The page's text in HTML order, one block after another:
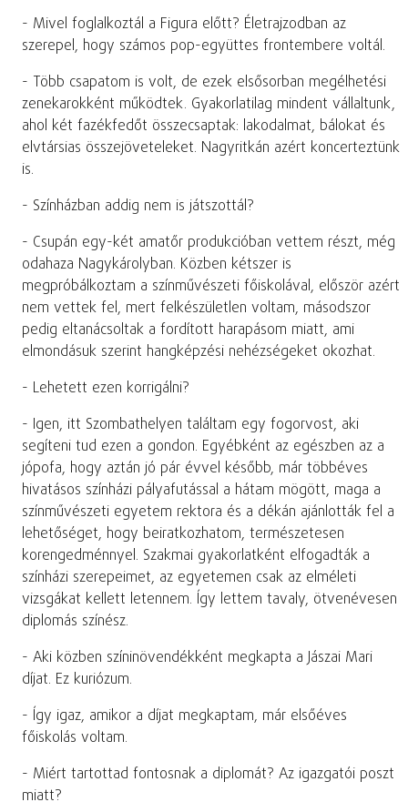
- Mivel foglalkoztál a Figura előtt? Életrajzodban az
szerepel, hogy számos pop-együttes frontembere voltál.
- Több csapatom is volt, de ezek elsősorban megélhetési
zenekarokként működtek. Gyakorlatilag mindent vállaltunk,
ahol két fazékfedőt összecsaptak: lakodalmat, bálokat és
elvtársias összejöveteleket. Nagyritkán azért koncerteztünk
is.
- Színházban addig nem is játszottál?
- Csupán egy-két amatőr produkcióban vettem részt, még
odahaza Nagykárolyban. Közben kétszer is
megpróbálkoztam a színművészeti főiskolával, először azért
nem vettek fel, mert felkészületlen voltam, másodszor
pedig eltanácsoltak a fordított harapásom miatt, ami
elmondásuk szerint hangképzési nehézségeket okozhat.
- Lehetett ezen korrigálni?
- Igen, itt Szombathelyen találtam egy fogorvost, aki
segíteni tud ezen a gondon. Egyébként az egészben az a
jópofa, hogy aztán jó pár évvel később, már többéves
hivatásos színházi pályafutással a hátam mögött, maga a
színművészeti egyetem rektora és a dékán ajánlották fel a
lehetőséget, hogy beiratkozhatom, természetesen
korengedménnyel. Szakmai gyakorlatként elfogadták a
színházi szerepeimet, az egyetemen csak az elméleti
vizsgákat kellett letennem. Így lettem tavaly, ötvenévesen
diplomás színész.
- Aki közben színinövendékként megkapta a Jászai Mari
díjat. Ez kuriózum.
- Így igaz, amikor a díjat megkaptam, már elsőéves
főiskolás voltam.
- Miért tartottad fontosnak a diplomát? Az igazgatói poszt
miatt?